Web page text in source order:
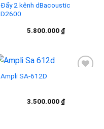
Đẩy 2 kênh dBacoustic
D2600
5.800.000 ₫
Ampli SA-612D
3.500.000 ₫